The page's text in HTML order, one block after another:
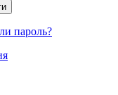
пароль?